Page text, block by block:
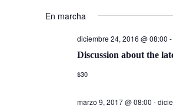
En marcha
diciembre 24, 2016 @ 08:00 -
Discussion about the
$30
marzo 9, 2017 @ 08:00 -